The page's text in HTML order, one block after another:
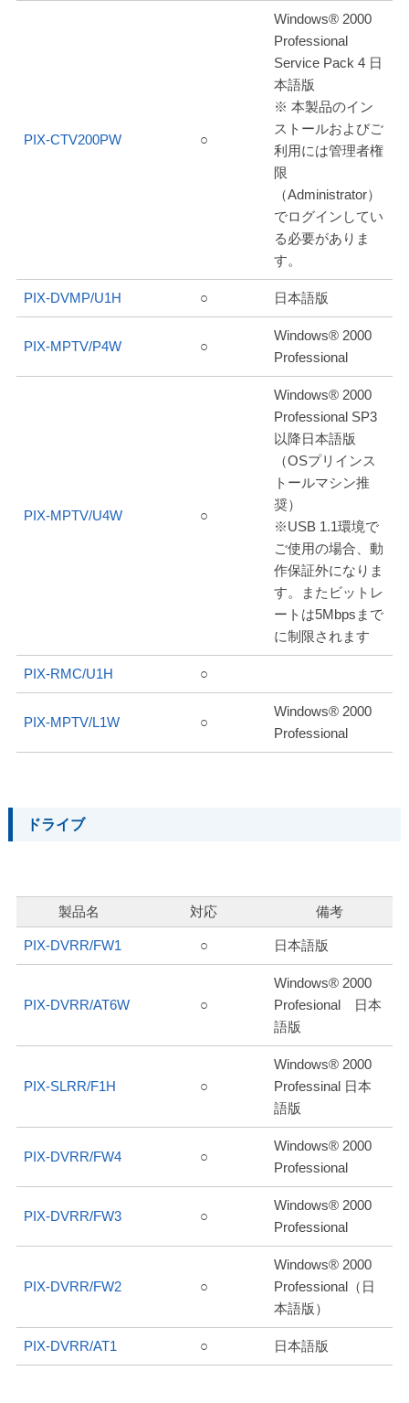
PIX-CTV200PW ○
Windows® 2000
Professional
Service Pack 4 日
本語版
※ 本製品のイン
ストールおよびご
利用には管理者権
限
（Administrator）
でログインしてい
る必要がありま
す。
PIX-DVMP/U1H ○ 日本語版
PIX-MPTV/P4W ○
Windows® 2000
Professional
PIX-MPTV/U4W ○
Windows® 2000
Professional SP3
以降日本語版
（OSプリインス
トールマシン推
奨）
※USB 1.1環境で
ご使用の場合、動
作保証外になりま
す。またビットレ
ートは5Mbpsまで
に制限されます
PIX-RMC/U1H ○
PIX-MPTV/L1W ○
Windows® 2000
Professional
ドライブ
製品名 対応 備考
PIX-DVRR/FW1 ○ 日本語版
PIX-DVRR/AT6W ○
Windows® 2000
Profesional 日本
語版
PIX-SLRR/F1H ○
Windows® 2000
Professinal 日本
語版
PIX-DVRR/FW4 ○
Windows® 2000
Professional
PIX-DVRR/FW3 ○
Windows® 2000
Professional
PIX-DVRR/FW2 ○
Windows® 2000
Professional（日
本語版）
PIX-DVRR/AT1 ○ 日本語版